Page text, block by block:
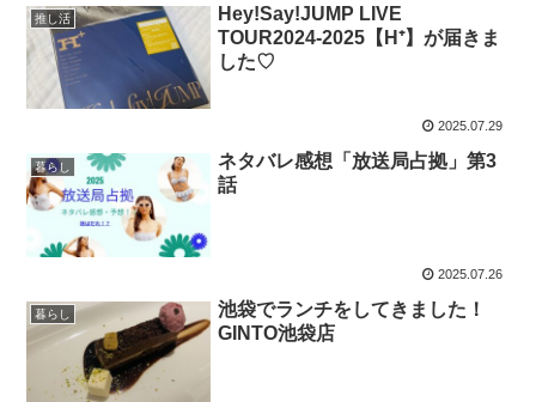
推し活
Hey!Say!JUMP LIVE
TOUR2024-2025【H⁺】が届きま
した♡
2025.07.29
暮らし
ネタバレ感想「放送局占拠」第3
話
2025.07.26
暮らし
池袋でランチをしてきました！
GINTO池袋店